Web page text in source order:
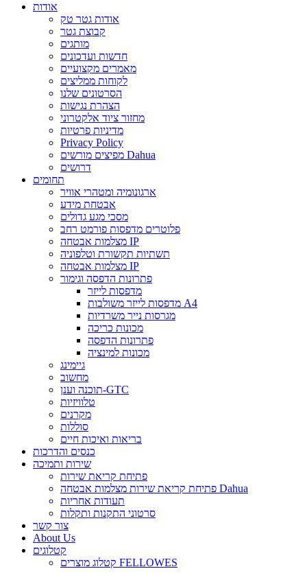
אודות
אודות גטר טק
קבוצת גטר
מותגים
חדשות ועדכונים
מאמרים מקצועיים
לקוחות ממליצים
הסרטונים שלנו
הצהרת נגישות
מחזור ציוד אלקטרוני
מדיניות פרטיות
Privacy Policy
מפיצים מורשים Dahua
דרושים
תחומים
ארגונומיה ומטהרי אוויר
אבטחת מידע
מסכי מגע גדולים
פלוטרים מדפסות פורמט רחב
מצלמות אבטחה IP
תשתיות תקשורת וטלפוניה
מצלמות אבטחה IP
פתרונות הדפסה וגימור
מדפסות לייזר
מדפסות לייזר משולבות A4
מגרסות נייר משרדיות
מכונות כריכה
פתרונות הדפסה
מכונות למינציה
גיימינג
מחשוב
תוכנה וענן-GTC
טלוויזיות
מקרנים
סוללות
בריאות ואיכות חיים
כנסים והדרכות
שירות ותמיכה
פתיחת קריאת שירות
פתיחת קריאת שירות מצלמות אבטחה Dahua
תעודות אחריות
סרטוני התקנות ותקלות
צור קשר
About Us
קטלוגים
קטלוג מוצרים FELLOWES